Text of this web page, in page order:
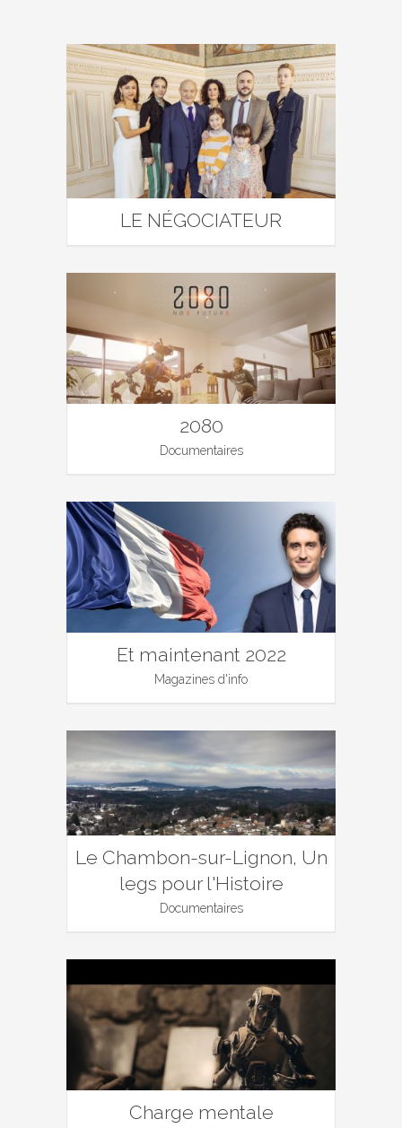
LE NÉGOCIATEUR
2080
Documentaires
Et maintenant 2022
Magazines d'info
Le Chambon-sur-Lignon, Un
legs pour l'Histoire
Documentaires
Charge mentale